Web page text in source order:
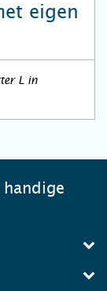
eigen
L in